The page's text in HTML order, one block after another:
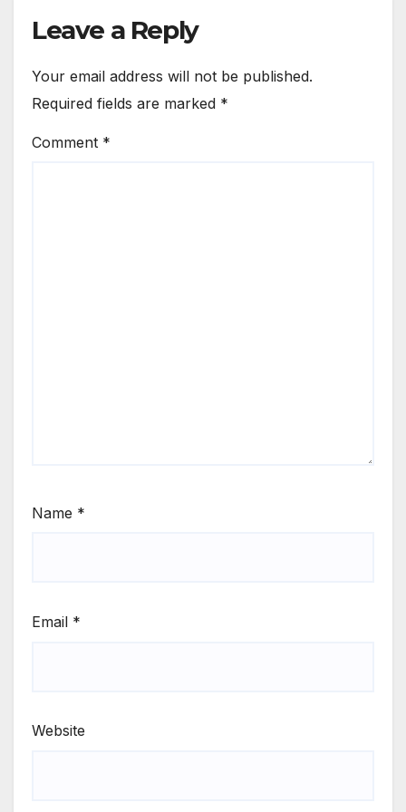
Leave a Reply
Your email address will not be published.
Required fields are marked *
Comment *
Name *
Email *
Website